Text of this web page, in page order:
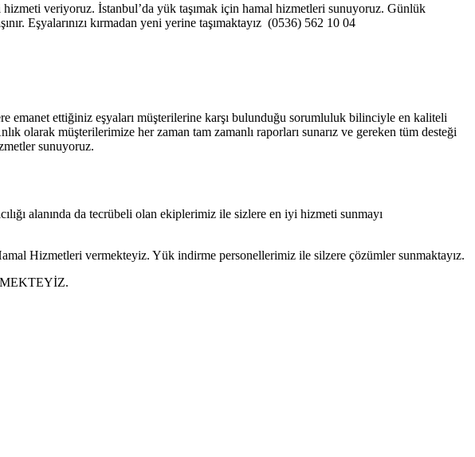
veriyoruz. İstanbul’da yük taşımak için hamal hizmetleri sunuyoruz. Günlük
Eşyalarınızı kırmadan yeni yerine taşımaktayız (0536) 562 10 04
emanet ettiğiniz eşyaları müşterilerine karşı bulunduğu sorumluluk bilinciyle en kaliteli
olarak müşterilerimize her zaman tam zamanlı raporları sunarız ve gereken tüm desteği
sunuyoruz.
alanında da tecrübeli olan ekiplerimiz ile sizlere en iyi hizmeti sunmayı
Hizmetleri vermekteyiz. Yük indirme personellerimiz ile silzere çözümler sunmaktayız.